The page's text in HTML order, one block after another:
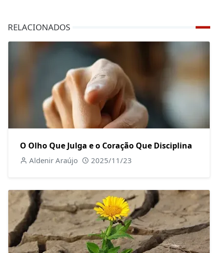
RELACIONADOS
O Olho Que Julga e o Coração Que Disciplina
Aldenir Araújo 2025/11/23